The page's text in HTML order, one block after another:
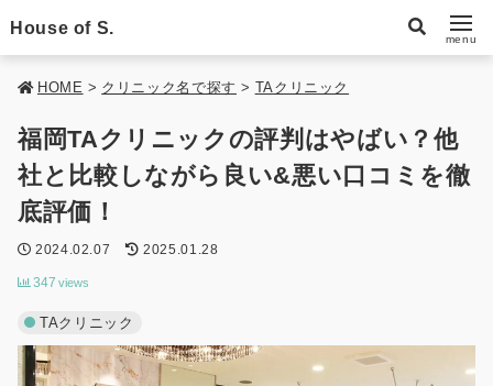
House of S.
menu
HOME > クリニック名で探す > TAクリニック
福岡TAクリニックの評判はやばい？他
社と比較しながら良い&悪い口コミを徹
底評価！
2024.02.07 2025.01.28
347 views
TAクリニック